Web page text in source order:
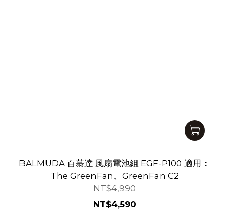
BALMUDA 百慕達 風扇電池組 EGF-P100 適用：
The GreenFan、GreenFan C2
NT$4,990
NT$4,590